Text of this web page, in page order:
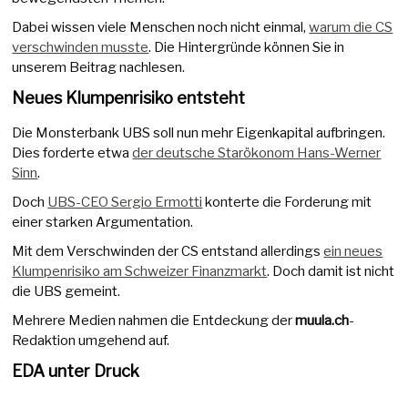
Dabei wissen viele Menschen noch nicht einmal,warum die CS
verschwinden musste. Die Hintergründe können Sie in
unserem Beitrag nachlesen.
Neues Klumpenrisiko entsteht
Die Monsterbank UBS soll nun mehr Eigenkapital aufbringen.
Dies forderte etwader deutsche Starökonom Hans-Werner
Sinn.
Doch UBS-CEO Sergio Ermotti konterte die Forderung mit
einer starken Argumentation.
Mit dem Verschwinden der CS entstand allerdingsein neues
Klumpenrisiko am Schweizer Finanzmarkt. Doch damit ist nicht
die UBS gemeint.
Mehrere Medien nahmen die Entdeckung dermuula.ch-
Redaktion umgehend auf.
EDA unter Druck